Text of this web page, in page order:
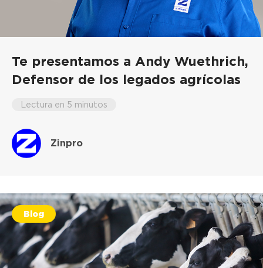
Te presentamos a Andy Wuethrich,
Defensor de los legados agrícolas
Lectura en 5 minutos
Zinpro
Blog